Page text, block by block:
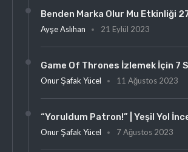
Benden Marka Olur Mu Etkinliği
Ayşe Aslıhan 21 Eylül 2023
Game Of Thrones İzlemek İçin 7
Onur Şafak Yücel 11 Ağustos 2023
“Yoruldum Patron!” | Yeşil Yol
Onur Şafak Yücel 7 Ağustos 2023